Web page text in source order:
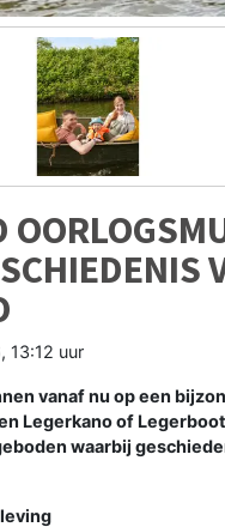
13:12 uur
vanaf nu op een
Legerkano of
waarbij